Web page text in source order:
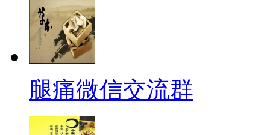
腿痛微信交流群